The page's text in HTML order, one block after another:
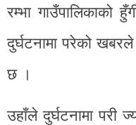
रम्भा गाउँपालिकाको
दुर्घटनामा परेको
छ ।
उहाँले दुर्घटनामा परी